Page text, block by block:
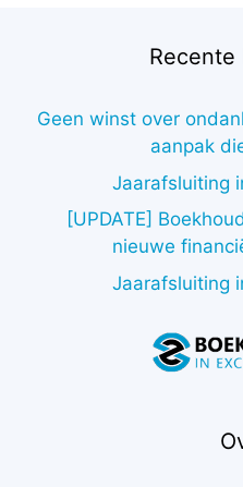
Geen winst over
aanpak
Jaarafsluiting
[UPDATE]
nieuwe
Jaarafsluiting